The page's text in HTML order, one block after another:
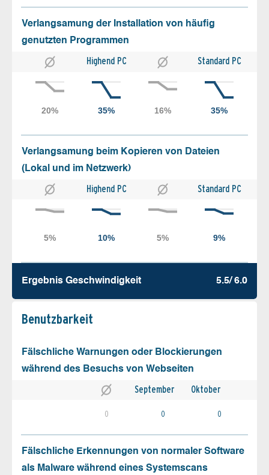
Verlangsamung der Installation von häufig
genutzten Programmen
Highend PC Standard PC
Verlangsamung beim Kopieren von Dateien
(Lokal und im Netzwerk)
Highend PC Standard PC
Ergebnis Geschw­indigkeit 5.5/ 6.0
Benutz­barkeit
Fälschliche Warnungen oder Blockierungen
während des Besuchs von Webseiten
September Oktober
0 0 0
Fälschliche Erkennungen von normaler Software
als Malware während eines Systemscans